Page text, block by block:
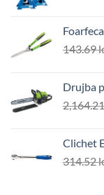
143.69
Drujba
Clichet
314.52